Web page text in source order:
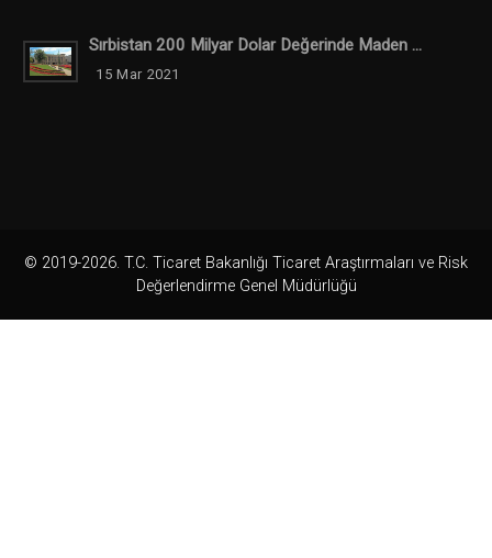
Sırbistan 200 Milyar Dolar Değerinde Maden ...
15 Mar 2021
© 2019-2026. T.C. Ticaret Bakanlığı Ticaret Araştırmaları ve Risk
Değerlendirme Genel Müdürlüğü